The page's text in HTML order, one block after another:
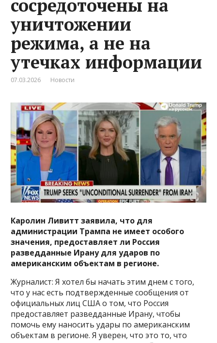
сосредоточены на
уничтожении
режима, а не на
утечках информации
07.03.2026 Новости
Каролин Ливитт заявила, что для
администрации Трампа не имеет особого
значения, предоставляет ли Россия
разведданные Ирану для ударов по
американским объектам в регионе.
Журналист: Я хотел бы начать этим днем с того,
что у нас есть подтвержденные сообщения от
официальных лиц США о том, что Россия
предоставляет разведданные Ирану, чтобы
помочь ему наносить удары по американским
объектам в регионе. Я уверен, что это то, что